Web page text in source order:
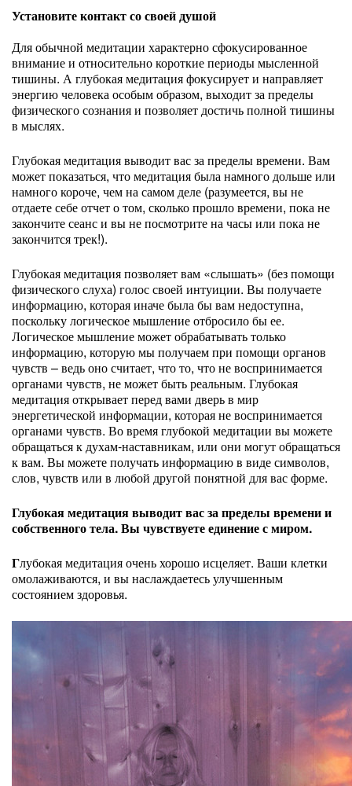
Установите контакт со своей душой
Для обычной медитации характерно сфокусированное
внимание и относительно короткие периоды мысленной
тишины. А глубокая медитация фокусирует и направляет
энергию человека особым образом, выходит за пределы
физического сознания и позволяет достичь полной тишины
в мыслях.
Глубокая медитация выводит вас за пределы времени. Вам
может показаться, что медитация была намного дольше или
намного короче, чем на самом деле (разумеется, вы не
отдаете себе отчет о том, сколько прошло времени, пока не
закончите сеанс и вы не посмотрите на часы или пока не
закончится трек!).
Глубокая медитация позволяет вам «слышать» (без помощи
физического слуха) голос своей интуиции. Вы получаете
информацию, которая иначе была бы вам недоступна,
поскольку логическое мышление отбросило бы ее.
Логическое мышление может обрабатывать только
информацию, которую мы получаем при помощи органов
чувств – ведь оно считает, что то, что не воспринимается
органами чувств, не может быть реальным. Глубокая
медитация открывает перед вами дверь в мир
энергетической информации, которая не воспринимается
органами чувств. Во время глубокой медитации вы можете
обращаться к духам-наставникам, или они могут обращаться
к вам. Вы можете получать информацию в виде символов,
слов, чувств или в любой другой понятной для вас форме.
Глубокая медитация выводит вас за пределы времени и
собственного тела. Вы чувствуете единение с миром.
Глубокая медитация очень хорошо исцеляет. Ваши клетки
омолаживаются, и вы наслаждаетесь улучшенным
состоянием здоровья.